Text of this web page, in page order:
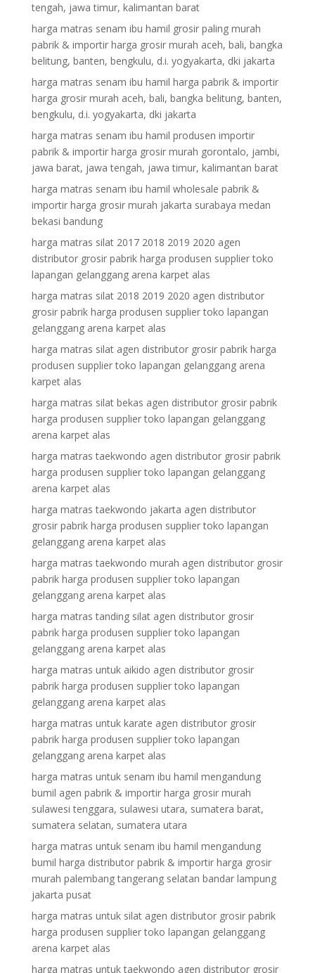
tengah, jawa timur, kalimantan barat
harga matras senam ibu hamil grosir paling murah
pabrik & importir harga grosir murah aceh, bali, bangka
belitung, banten, bengkulu, d.i. yogyakarta, dki jakarta
harga matras senam ibu hamil harga pabrik & importir
harga grosir murah aceh, bali, bangka belitung, banten,
bengkulu, d.i. yogyakarta, dki jakarta
harga matras senam ibu hamil produsen importir
pabrik & importir harga grosir murah gorontalo, jambi,
jawa barat, jawa tengah, jawa timur, kalimantan barat
harga matras senam ibu hamil wholesale pabrik &
importir harga grosir murah jakarta surabaya medan
bekasi bandung
harga matras silat 2017 2018 2019 2020 agen
distributor grosir pabrik harga produsen supplier toko
lapangan gelanggang arena karpet alas
harga matras silat 2018 2019 2020 agen distributor
grosir pabrik harga produsen supplier toko lapangan
gelanggang arena karpet alas
harga matras silat agen distributor grosir pabrik harga
produsen supplier toko lapangan gelanggang arena
karpet alas
harga matras silat bekas agen distributor grosir pabrik
harga produsen supplier toko lapangan gelanggang
arena karpet alas
harga matras taekwondo agen distributor grosir pabrik
harga produsen supplier toko lapangan gelanggang
arena karpet alas
harga matras taekwondo jakarta agen distributor
grosir pabrik harga produsen supplier toko lapangan
gelanggang arena karpet alas
harga matras taekwondo murah agen distributor grosir
pabrik harga produsen supplier toko lapangan
gelanggang arena karpet alas
harga matras tanding silat agen distributor grosir
pabrik harga produsen supplier toko lapangan
gelanggang arena karpet alas
harga matras untuk aikido agen distributor grosir
pabrik harga produsen supplier toko lapangan
gelanggang arena karpet alas
harga matras untuk karate agen distributor grosir
pabrik harga produsen supplier toko lapangan
gelanggang arena karpet alas
harga matras untuk senam ibu hamil mengandung
bumil agen pabrik & importir harga grosir murah
sulawesi tenggara, sulawesi utara, sumatera barat,
sumatera selatan, sumatera utara
harga matras untuk senam ibu hamil mengandung
bumil harga distributor pabrik & importir harga grosir
murah palembang tangerang selatan bandar lampung
jakarta pusat
harga matras untuk silat agen distributor grosir pabrik
harga produsen supplier toko lapangan gelanggang
arena karpet alas
harga matras untuk taekwondo agen distributor grosir